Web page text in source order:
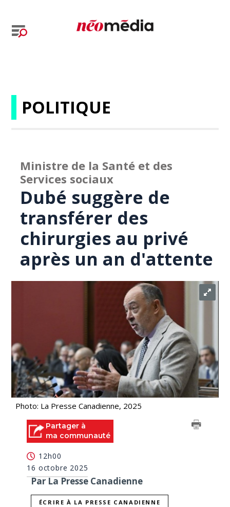
POLITIQUE
Ministre de la Santé et des
Services sociaux
Dubé suggère de
transférer des
chirurgies au privé
après un an d'attente
Photo: La Presse Canadienne, 2025
Partager à
ma communauté
12h00
16 octobre 2025
Par La Presse Canadienne
ÉCRIRE À LA PRESSE CANADIENNE